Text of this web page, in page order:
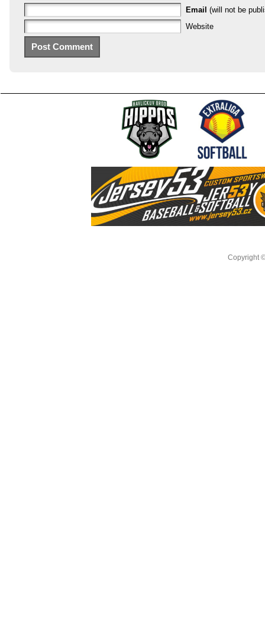
Email (will not be
Website
Copyright